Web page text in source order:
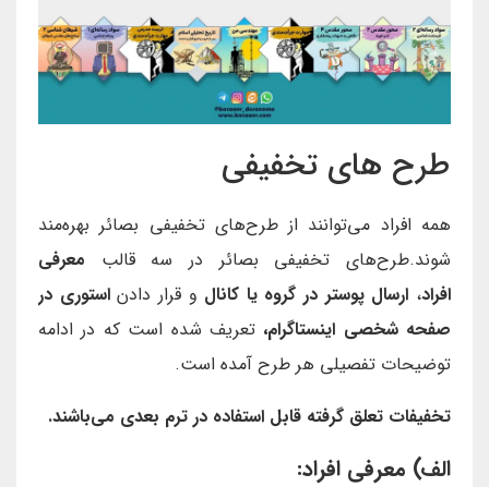
طرح های تخفیفی
همه افراد می‌توانند از طرح‌های تخفیفی بصائر بهره‌مند
شوند.طرح‌های تخفیفی بصائر در سه قالب معرفی
افراد، ارسال پوستر در گروه یا کانال و قرار دادناستوری در
صفحه شخصی اینستاگرام،تعریف شده است که در ادامه
توضیحات تفصیلی هر طرح آمده است.
تخفیفات تعلق گرفته قابل استفاده در ترم بعدی می‌باشند.
الف) معرفی افراد: